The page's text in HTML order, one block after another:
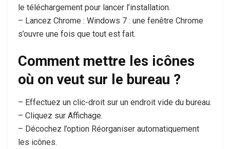
le téléchargement pour lancer l’installation.
– Lancez Chrome : Windows 7 : une fenêtre Chrome
s’ouvre une fois que tout est fait.
Comment mettre les icônes
où on veut sur le bureau ?
– Effectuez un clic-droit sur un endroit vide du bureau.
– Cliquez sur Affichage.
– Décochez l’option Réorganiser automatiquement
les icônes.